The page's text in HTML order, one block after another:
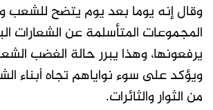
وقال إنه يوما بعد يوم يتضح للشعب
المجموعات المتأسلمة عن الشعارات
يرفعونها، وهذا يبرر حالة الغضب
ويؤكد على سوء نواياهم تجاه أبناء
من الثوار والثائرات.